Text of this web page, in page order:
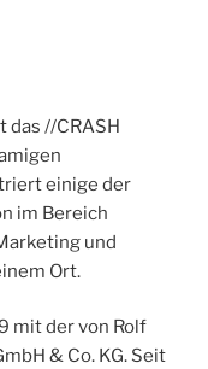
das //CRASH
einige der
im Bereich
und
Ort.
mit der von Rolf
& Co. KG. Seit